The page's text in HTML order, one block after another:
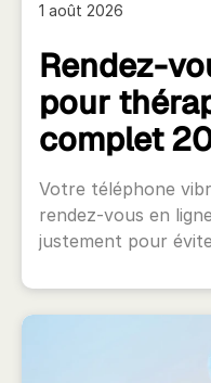
1 août 2026
Rendez-
pour
complet
Votre téléphone
rendez-vous en
justement pour